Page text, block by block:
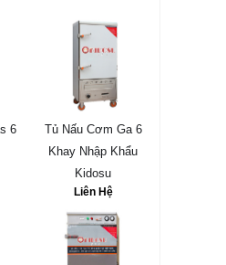
6
Tủ Nấu Cơm Ga 6
Khay Nhập Khẩu
Kidosu
Liên Hệ